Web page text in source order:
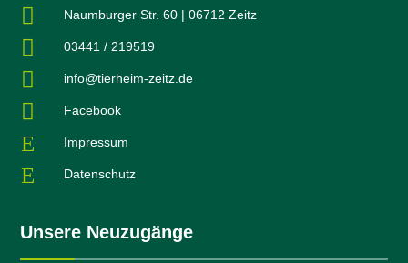
 Naumburger Str. 60 | 06712 Zeitz
 03441 / 219519
 info@tierheim-zeitz.de
 Facebook
E Impressum
E Datenschutz
Unsere Neuzugänge